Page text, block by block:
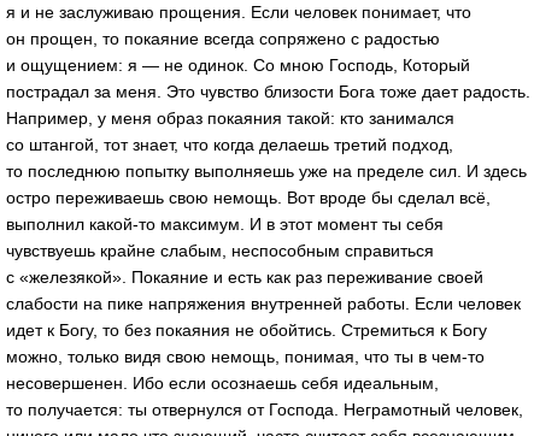
я и не заслуживаю прощения. Если человек понимает, что
он прощен, то покаяние всегда сопряжено с радостью
и ощущением: я — не одинок. Со мною Господь, Который
пострадал за меня. Это чувство близости Бога тоже дает радость.
Например, у меня образ покаяния такой: кто занимался
со штангой, тот знает, что когда делаешь третий подход,
то последнюю попытку выполняешь уже на пределе сил. И здесь
остро переживаешь свою немощь. Вот вроде бы сделал всё,
выполнил какой-то максимум. И в этот момент ты себя
чувствуешь крайне слабым, неспособным справиться
с «железякой». Покаяние и есть как раз переживание своей
слабости на пике напряжения внутренней работы. Если человек
идет к Богу, то без покаяния не обойтись. Стремиться к Богу
можно, только видя свою немощь, понимая, что ты в чем-то
несовершенен. Ибо если осознаешь себя идеальным,
то получается: ты отвернулся от Господа. Неграмотный человек,